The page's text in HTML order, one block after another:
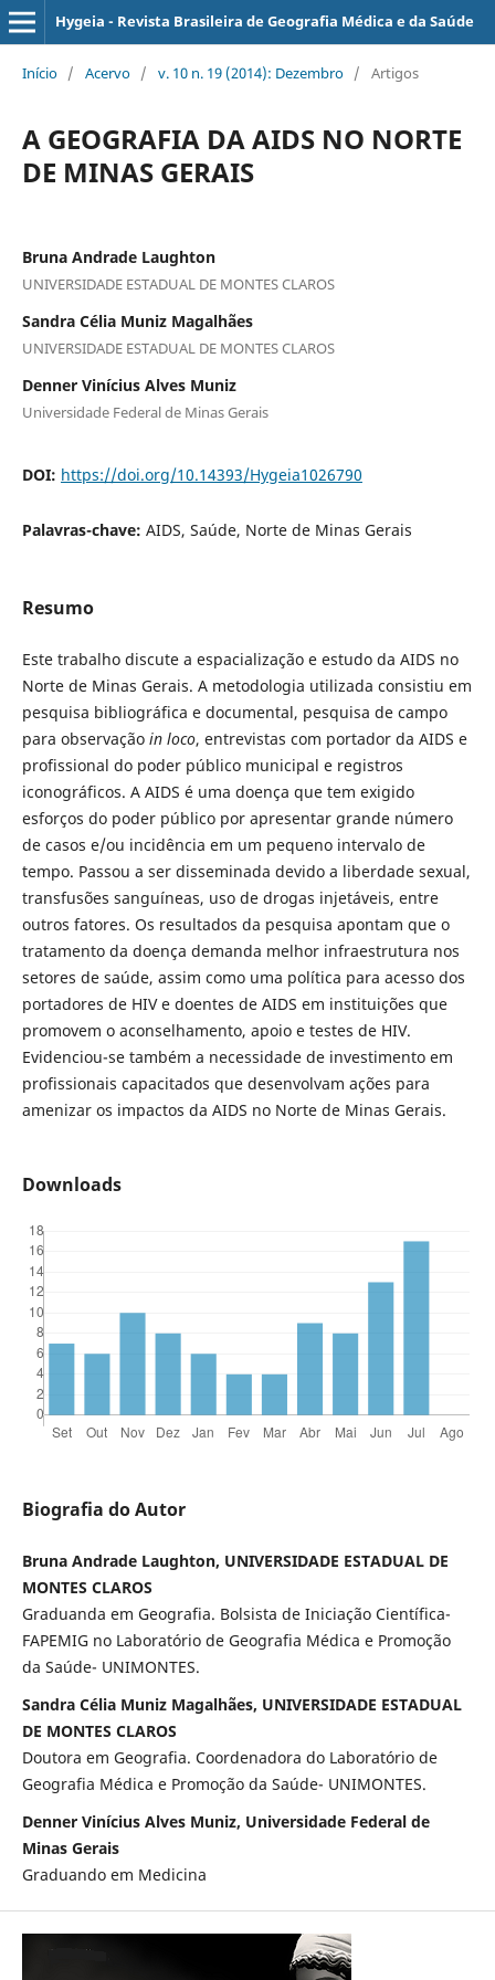
Hygeia - Revista Brasileira de Geografia Médica e da Saúde
Início / Acervo / v. 10 n. 19 (2014): Dezembro / Artigos
A GEOGRAFIA DA AIDS NO NORTE
DE MINAS GERAIS
Bruna Andrade Laughton
UNIVERSIDADE ESTADUAL DE MONTES CLAROS
Sandra Célia Muniz Magalhães
UNIVERSIDADE ESTADUAL DE MONTES CLAROS
Denner Vinícius Alves Muniz
Universidade Federal de Minas Gerais
DOI: https://doi.org/10.14393/Hygeia1026790
Palavras-chave: AIDS, Saúde, Norte de Minas Gerais
Resumo
Este trabalho discute a espacialização e estudo da AIDS no
Norte de Minas Gerais. A metodologia utilizada consistiu em
pesquisa bibliográfica e documental, pesquisa de campo
para observação in loco, entrevistas com portador da AIDS e
profissional do poder público municipal e registros
iconográficos. A AIDS é uma doença que tem exigido
esforços do poder público por apresentar grande número
de casos e/ou incidência em um pequeno intervalo de
tempo. Passou a ser disseminada devido a liberdade sexual,
transfusões sanguíneas, uso de drogas injetáveis, entre
outros fatores. Os resultados da pesquisa apontam que o
tratamento da doença demanda melhor infraestrutura nos
setores de saúde, assim como uma política para acesso dos
portadores de HIV e doentes de AIDS em instituições que
promovem o aconselhamento, apoio e testes de HIV.
Evidenciou-se também a necessidade de investimento em
profissionais capacitados que desenvolvam ações para
amenizar os impactos da AIDS no Norte de Minas Gerais.
Downloads
Biografia do Autor
Bruna Andrade Laughton, UNIVERSIDADE ESTADUAL DE
MONTES CLAROS
Graduanda em Geografia. Bolsista de Iniciação Científica-
FAPEMIG no Laboratório de Geografia Médica e Promoção
da Saúde- UNIMONTES.
Sandra Célia Muniz Magalhães, UNIVERSIDADE ESTADUAL
DE MONTES CLAROS
Doutora em Geografia. Coordenadora do Laboratório de
Geografia Médica e Promoção da Saúde- UNIMONTES.
Denner Vinícius Alves Muniz, Universidade Federal de
Minas Gerais
Graduando em Medicina